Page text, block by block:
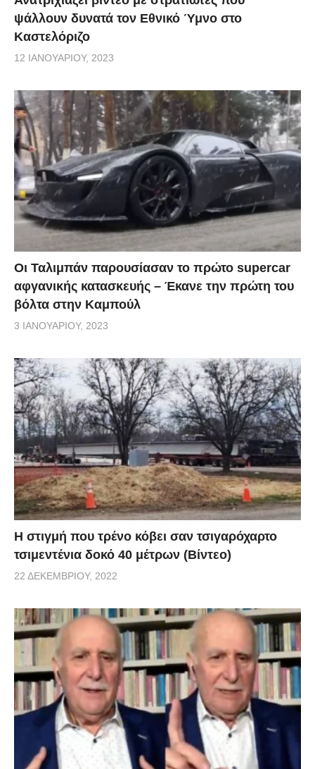
ψάλλουν δυνατά τον Εθνικό Ύμνο στο
Καστελόριζο
12 ΙΑΝΟΥΑΡΊΟΥ, 2023
Οι Ταλιμπάν παρουσίασαν το πρώτο supercar
αφγανικής κατασκευής – Έκανε την πρώτη του
βόλτα στην Καμπούλ
3 ΙΑΝΟΥΑΡΊΟΥ, 2023
H στιγμή που τρένο κόβει σαν τσιγαρόχαρτο
τσιμεντένια δοκό 40 μέτρων (Βίντεο)
22 ΔΕΚΕΜΒΡΊΟΥ, 2022